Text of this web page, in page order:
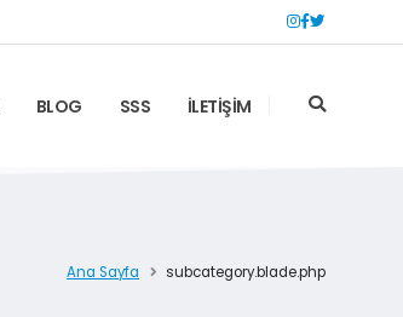
BLOG SSS İLETİŞİM
Ana Sayfa subcategory.blade.php